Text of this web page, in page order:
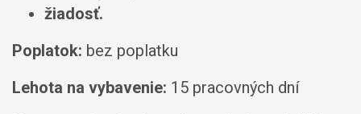
žiadosť.
Poplatok: bez poplatku
Lehota na vybavenie: 15 pracovných dní